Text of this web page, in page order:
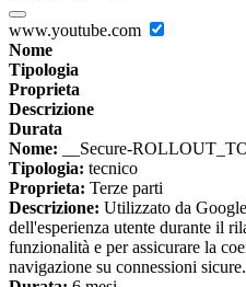
www.youtube.com
Nome
Tipologia
Proprieta
Descrizione
Durata
Nome: __Secure-
Tipologia: tecnico
Proprieta: Terze parti
Descrizione: Utilizzato da
dell'esperienza utente durante il
funzionalità e per assicurare la
navigazione su connessioni sicure.